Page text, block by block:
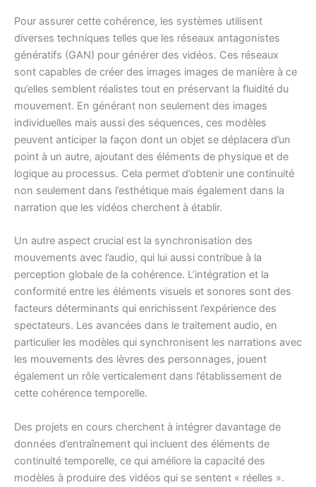
Pour assurer cette cohérence, les systèmes utilisent
diverses techniques telles que les réseaux antagonistes
génératifs (GAN) pour générer des vidéos. Ces réseaux
sont capables de créer des images images de manière à ce
qu’elles semblent réalistes tout en préservant la fluidité du
mouvement. En générant non seulement des images
individuelles mais aussi des séquences, ces modèles
peuvent anticiper la façon dont un objet se déplacera d’un
point à un autre, ajoutant des éléments de physique et de
logique au processus. Cela permet d’obtenir une continuité
non seulement dans l’esthétique mais également dans la
narration que les vidéos cherchent à établir.
Un autre aspect crucial est la synchronisation des
mouvements avec l’audio, qui lui aussi contribue à la
perception globale de la cohérence. L’intégration et la
conformité entre les éléments visuels et sonores sont des
facteurs déterminants qui enrichissent l’expérience des
spectateurs. Les avancées dans le traitement audio, en
particulier les modèles qui synchronisent les narrations avec
les mouvements des lèvres des personnages, jouent
également un rôle verticalement dans l’établissement de
cette cohérence temporelle.
Des projets en cours cherchent à intégrer davantage de
données d’entraînement qui incluent des éléments de
continuité temporelle, ce qui améliore la capacité des
modèles à produire des vidéos qui se sentent « réelles ».